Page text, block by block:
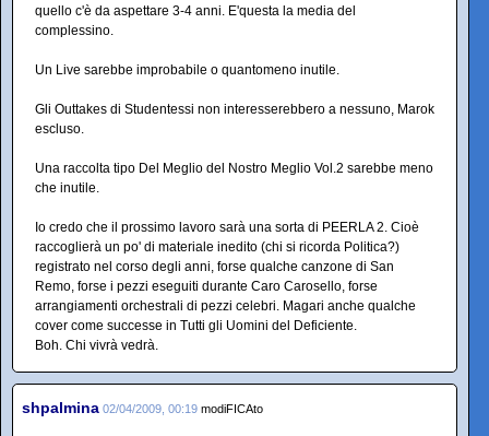
quello c'è da aspettare 3-4 anni. E'questa la media del
complessino.
Un Live sarebbe improbabile o quantomeno inutile.
Gli Outtakes di Studentessi non interesserebbero a nessuno, Marok
escluso.
Una raccolta tipo Del Meglio del Nostro Meglio Vol.2 sarebbe meno
che inutile.
Io credo che il prossimo lavoro sarà una sorta di PEERLA 2. Cioè
raccoglierà un po' di materiale inedito (chi si ricorda Politica?)
registrato nel corso degli anni, forse qualche canzone di San
Remo, forse i pezzi eseguiti durante Caro Carosello, forse
arrangiamenti orchestrali di pezzi celebri. Magari anche qualche
cover come successe in Tutti gli Uomini del Deficiente.
Boh. Chi vivrà vedrà.
shpalmina 02/04/2009, 00:19 modiFICAto